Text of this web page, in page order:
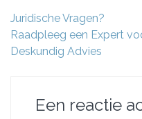
Berichtnavigatie
Juridische Vragen?
Raadpleeg een Expert
Deskundig Advies
Een reactie